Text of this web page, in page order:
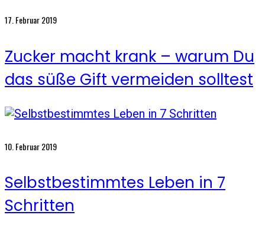
17. Februar 2019
Zucker macht krank – warum Du
das süße Gift vermeiden solltest
10. Februar 2019
Selbstbestimmtes Leben in 7
Schritten